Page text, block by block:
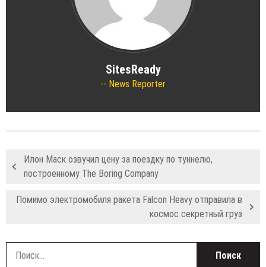
SitesReady
News Reporter
Илон Маск озвучил цену за поездку по туннелю,
построенному The Boring Company
Помимо электромобиля ракета Falcon Heavy отправила в
космос секретный груз